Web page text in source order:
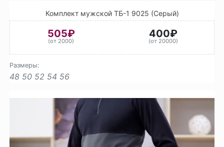
Комплект мужской ТБ-1 9025 (Серый)
505₽
(от 2000)
400₽
(от 20000)
Размеры:
48 50 52 54 56